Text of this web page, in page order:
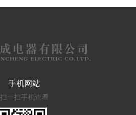
手机网站
扫一扫手机查看